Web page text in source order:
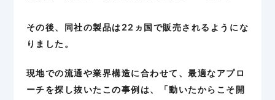
その後、同社の製品は22ヵ国で販売されるようにな
りました。
現地での流通や業界構造に合わせて、最適なアプロ
ーチを探し抜いたこの事例は、「動いたからこそ開